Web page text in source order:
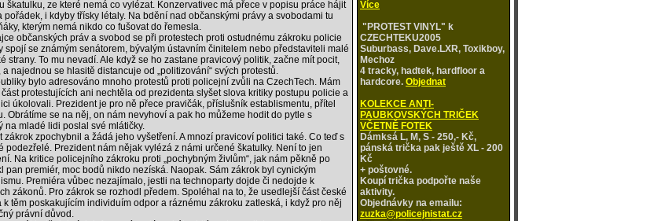
škatulku, ze které nemá co vylézat. Konzervativec má přece v popisu práce hájit
pořádek, i kdyby třísky létaly. Na bdění nad občanskými právy a svobodami tu
kterým nemá nikdo co fušovat do řemesla.
občanských práv a svobod se při protestech proti ostudnému zákroku policie
spojí se známým senátorem, bývalým ústavním činitelem nebo představiteli malé
strany. To mu nevadí. Ale když se ho zastane pravicový politik, začne mít pocit,
najednou se hlasitě distancuje od „politizování“ svých protestů.
bylo adresováno mnoho protestů proti policejní zvůli na CzechTech. Mám
protestujících ani nechtěla od prezidenta slyšet slova kritiky postupu policie a
úkolovali. Prezident je pro ně přece pravičák, příslušník establismentu, přítel
Obrátíme se na něj, on nám nevyhoví a pak ho můžeme hodit do pytle s
na mladé lidi poslal své mlátičky.
zákrok zpochybnil a žádá jeho vyšetření. A mnozí pravicoví politici také. Co teď s
podezřelé. Prezident nám nějak vylézá z námi určené škatulky. Není to jen
Na kritice policejního zákroku proti „pochybným živlům“, jak nám pěkně po
pan premiér, moc bodů nikdo nezíská. Naopak. Sám zákrok byl cynickým
Premiéra vůbec nezajímalo, jestli na technoparty dojde či nedojde k
zákonů. Pro zákrok se rozhodl předem. Spoléhal na to, že usedlejší část české
k těm poskakujícím individuím odpor a ráznému zákroku zatleská, i když pro něj
právní důvod.
Více
"PROTEST VINYL" k
CZECHTEKU2005
Suburbass, Dave.LXR, Toxikboy,
Mechoz
4 tracky, hadtek, hardfloor a
hardcore. Objednat
KOLEKCE ANTI-
PAUBKOVSKÝCH TRIČEK
VČETNĚ FOTEK
Dámksá L, M, S - 250,- Kč,
pánská trička pak ještě XL - 200
Kč
+ poštovné.
Koupí trička podpořte naše
aktivity.
Objednávky na emailu:
zuzka@policejnistat.cz